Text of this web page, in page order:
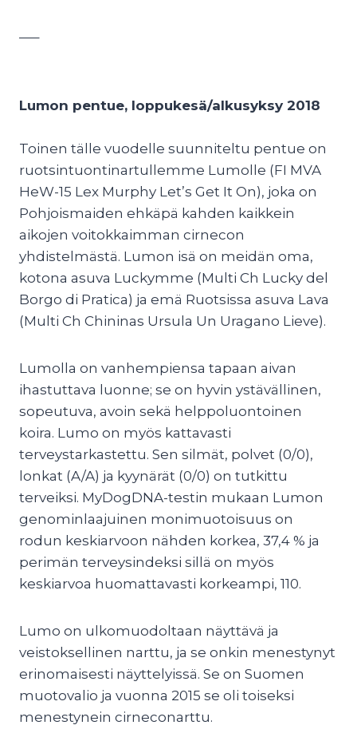
—–
Lumon pentue, loppukesä/alkusyksy 2018
Toinen tälle vuodelle suunniteltu pentue on
ruotsintuontinartullemme Lumolle (FI MVA
HeW-15 Lex Murphy Let’s Get It On), joka on
Pohjoismaiden ehkäpä kahden kaikkein
aikojen voitokkaimman cirnecon
yhdistelmästä. Lumon isä on meidän oma,
kotona asuva Luckymme (Multi Ch Lucky del
Borgo di Pratica) ja emä Ruotsissa asuva Lava
(Multi Ch Chininas Ursula Un Uragano Lieve).
Lumolla on vanhempiensa tapaan aivan
ihastuttava luonne; se on hyvin ystävällinen,
sopeutuva, avoin sekä helppoluontoinen
koira. Lumo on myös kattavasti
terveystarkastettu. Sen silmät, polvet (0/0),
lonkat (A/A) ja kyynärät (0/0) on tutkittu
terveiksi. MyDogDNA-testin mukaan Lumon
genominlaajuinen monimuotoisuus on
rodun keskiarvoon nähden korkea, 37,4 % ja
perimän terveysindeksi sillä on myös
keskiarvoa huomattavasti korkeampi, 110.
Lumo on ulkomuodoltaan näyttävä ja
veistoksellinen narttu, ja se onkin menestynyt
erinomaisesti näyttelyissä. Se on Suomen
muotovalio ja vuonna 2015 se oli toiseksi
menestynein cirneconarttu.